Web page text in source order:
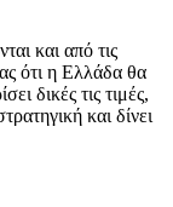
και από τις
ότι η Ελλάδα θα
δικές τις τιμές,
και δίνει